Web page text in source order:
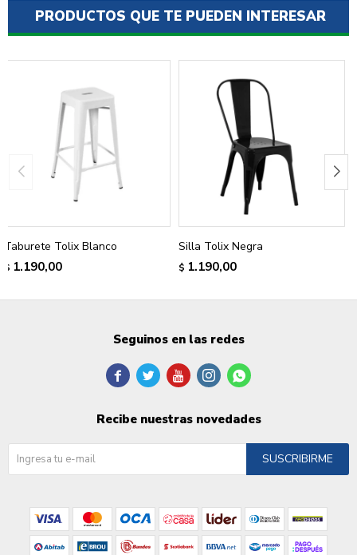
PRODUCTOS QUE TE PUEDEN INTERESAR
Taburete Tolix Blanco
$ 1.190,00
Silla Tolix Negra
$ 1.190,00
Seguinos en las redes
    
Recibe nuestras novedades
SUSCRIBIRME